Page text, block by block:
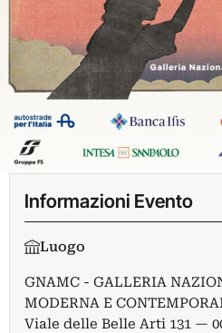
Informazioni Evento
Luogo
GNAMC - GALLERIA
MODERNA E
Viale delle Belle Arti 131 —